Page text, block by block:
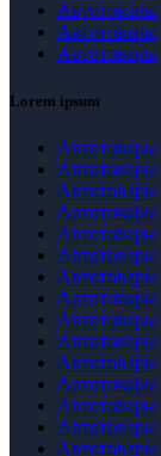
Автотовары
Автотовары
Автотовары
Lorem ipsum
Автотовары
Автотовары
Автотовары
Автотовары
Автотовары
Автотовары
Автотовары
Автотовары
Автотовары
Автотовары
Автотовары
Автотовары
Автотовары
Автотовары
Автотовары